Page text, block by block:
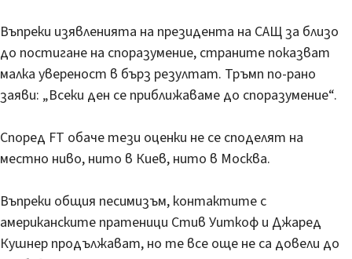
Въпреки изявленията на президента на САЩ за близо
до постигане на споразумение, страните показват
малка увереност в бърз резултат. Тръмп по-рано
заяви: „Всеки ден се приближаваме до споразумение“.
Според FT обаче тези оценки не се споделят на
местно ниво, нито в Киев, нито в Москва.
Въпреки общия песимизъм, контактите с
американските пратеници Стив Уиткоф и Джаред
Кушнер продължават, но те все още не са довели до